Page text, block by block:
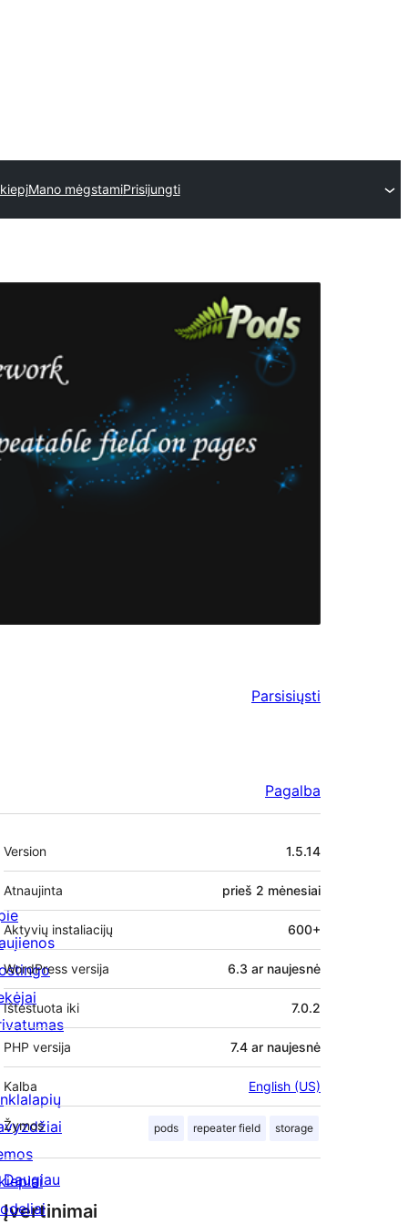
Mano mėgstamiPrisijungti
Parsisiųsti
Pagalba
Metainformacija
Version 1.5.14
Atnaujinta prieš 2 mėnesiai
Aktyvių instaliacijų 600+
WordPress versija 6.3 ar naujesnė
Ištestuota iki 7.0.2
PHP versija 7.4 ar naujesnė
Kalba English (US)
Žymos pods repeater field storage
Daugiau
Įvertinimai